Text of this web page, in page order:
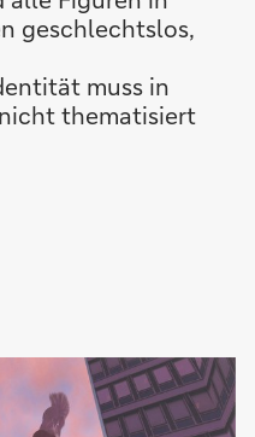
geschlechtslos,
muss in
thematisiert